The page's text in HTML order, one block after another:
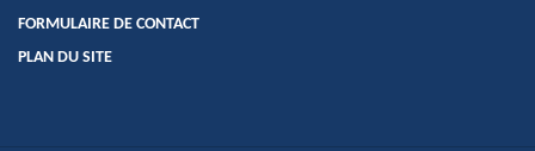
FORMULAIRE DE CONTACT
PLAN DU SITE